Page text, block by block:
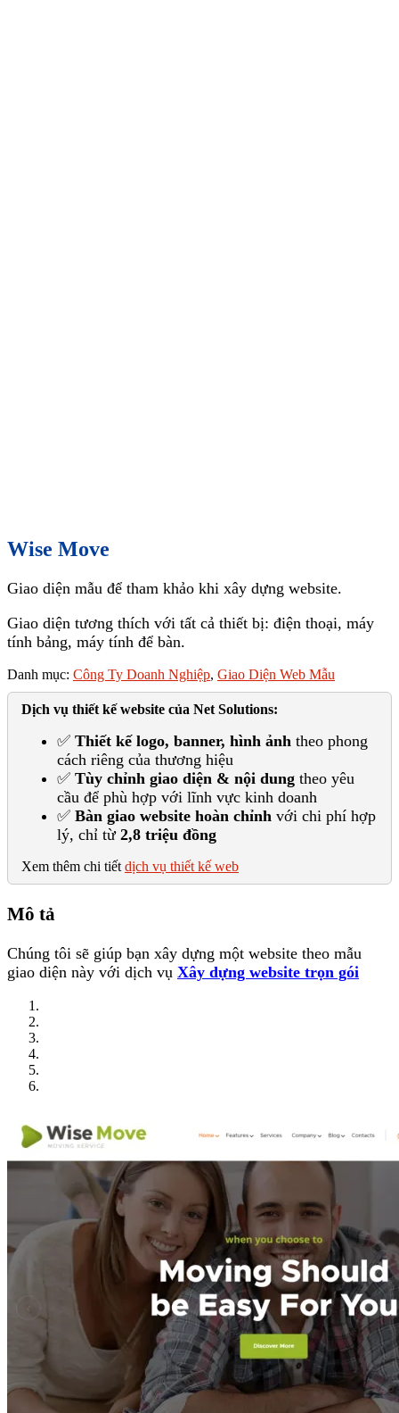
Wise Move
Giao diện mẫu để tham khảo khi xây dựng website.
Giao diện tương thích với tất cả thiết bị: điện thoại, máy
tính bảng, máy tính để bàn.
Danh mục: Công Ty Doanh Nghiệp, Giao Diện Web Mẫu
Dịch vụ thiết kế website của Net Solutions:
✅ Thiết kế logo, banner, hình ảnh theo phong
cách riêng của thương hiệu
✅ Tùy chỉnh giao diện & nội dung theo yêu
cầu để phù hợp với lĩnh vực kinh doanh
✅ Bàn giao website hoàn chỉnh với chi phí hợp
lý, chỉ từ 2,8 triệu đồng
Xem thêm chi tiết dịch vụ thiết kế web
Mô tả
Chúng tôi sẽ giúp bạn xây dựng một website theo mẫu
giao diện này với dịch vụ Xây dựng website trọn gói